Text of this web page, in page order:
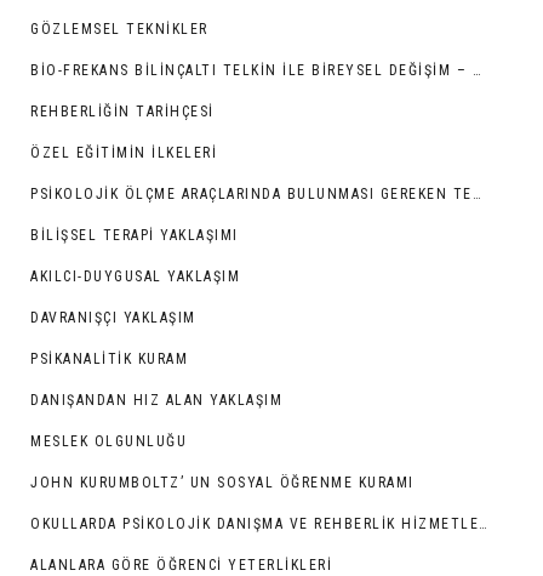
GÖZLEMSEL TEKNIKLER
BIO-FREKANS BILINÇALTI TELKIN İLE BIREYSEL DEĞIŞIM – GELIŞIM
REHBERLIĞIN TARIHÇESI
ÖZEL EĞITIMIN İLKELERI
PSIKOLOJIK ÖLÇME ARAÇLARINDA BULUNMASI GEREKEN TEKNIK ÖZELLIKLER
BILIŞSEL TERAPI YAKLAŞIMI
AKILCI-DUYGUSAL YAKLAŞIM
DAVRANIŞÇI YAKLAŞIM
PSIKANALITIK KURAM
DANIŞANDAN HIZ ALAN YAKLAŞIM
MESLEK OLGUNLUĞU
JOHN KURUMBOLTZ’ UN SOSYAL ÖĞRENME KURAMI
OKULLARDA PSIKOLOJIK DANIŞMA VE REHBERLIK HIZMETLERI
ALANLARA GÖRE ÖĞRENCI YETERLIKLERI